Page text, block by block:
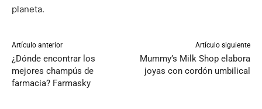
planeta.
Artículo anterior
¿Dónde encontrar los
mejores champús de
farmacia? Farmas ky
Artículo siguiente
Mummy’s Milk Shop elabora
joyas con cordón umbilical